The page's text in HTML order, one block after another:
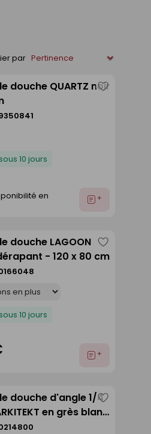
par
douche QUARTZ noir
10 jours
en
Ajouter
douche LAGOON
- 120 x 80 cm
10 jours
Ajouter
comme
douche d'angle 1/4
en grès blanccomme